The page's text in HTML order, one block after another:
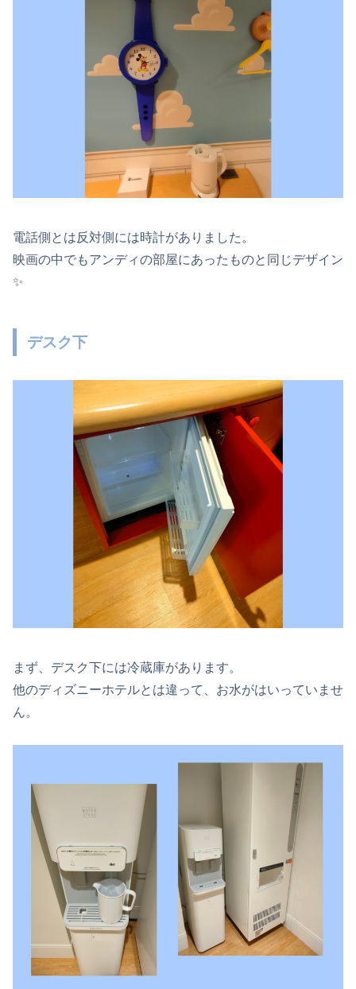
電話側とは反対側には時計がありました。
映画の中でもアンディの部屋にあったものと同じデザイン
✨
デスク下
まず、デスク下には冷蔵庫があります。
他のディズニーホテルとは違って、お水がはいっていませ
ん。